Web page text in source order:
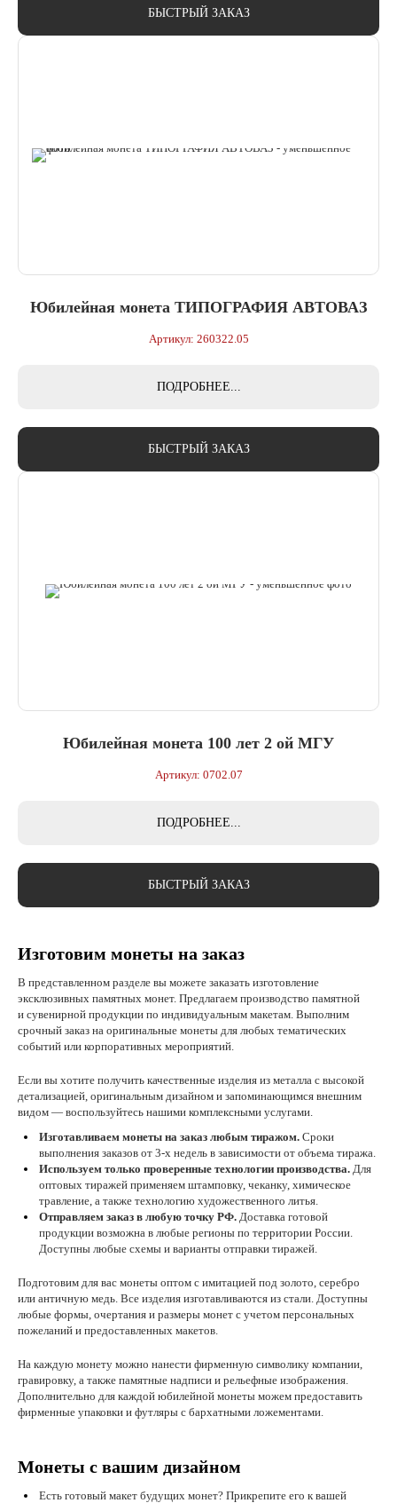
БЫСТРЫЙ ЗАКАЗ
Юбилейная монета ТИПОГРАФИЯ АВТОВАЗ
Артикул: 260322.05
ПОДРОБНЕЕ...
БЫСТРЫЙ ЗАКАЗ
Юбилейная монета 100 лет 2 ой МГУ
Артикул: 0702.07
ПОДРОБНЕЕ...
БЫСТРЫЙ ЗАКАЗ
Изготовим монеты на заказ
В представленном разделе вы можете заказать изготовление
эксклюзивных памятных монет. Предлагаем производство памятной
и сувенирной продукции по индивидуальным макетам. Выполним
срочный заказ на оригинальные монеты для любых тематических
событий или корпоративных мероприятий.
Если вы хотите получить качественные изделия из металла с высокой
детализацией, оригинальным дизайном и запоминающимся внешним
видом — воспользуйтесь нашими комплексными услугами.
Изготавливаем монеты на заказ любым тиражом. Сроки
выполнения заказов от 3-х недель в зависимости от объема тиража.
Используем только проверенные технологии производства. Для
оптовых тиражей применяем штамповку, чеканку, химическое
травление, а также технологию художественного литья.
Отправляем заказ в любую точку РФ. Доставка готовой
продукции возможна в любые регионы по территории России.
Доступны любые схемы и варианты отправки тиражей.
Подготовим для вас монеты оптом с имитацией под золото, серебро
или античную медь. Все изделия изготавливаются из стали. Доступны
любые формы, очертания и размеры монет с учетом персональных
пожеланий и предоставленных макетов.
На каждую монету можно нанести фирменную символику компании,
гравировку, а также памятные надписи и рельефные изображения.
Дополнительно для каждой юбилейной монеты можем предоставить
фирменные упаковки и футляры с бархатными ложементами.
Монеты с вашим дизайном
Есть готовый макет будущих монет? Прикрепите его к вашей